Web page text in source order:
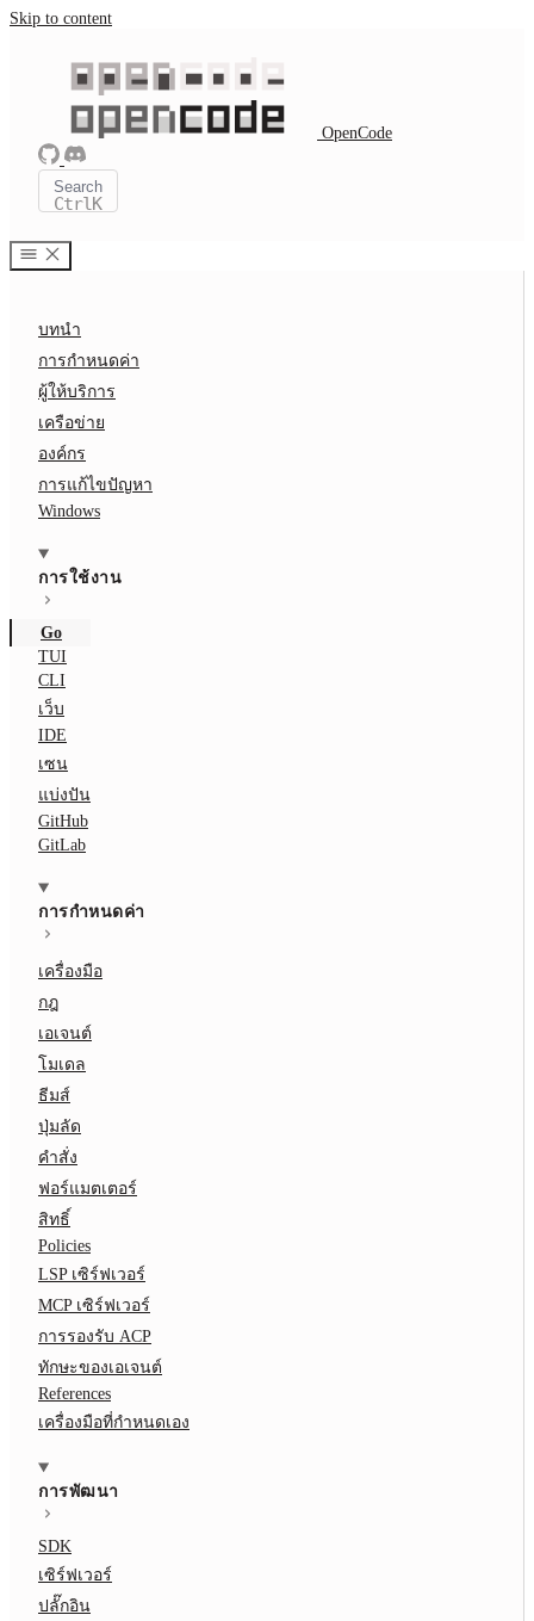
Skip to content
OpenCode
Search
CtrlK
บทนำ
การกำหนดค่า
ผู้ให้บริการ
เครือข่าย
องค์กร
การแก้ไขปัญหา
Windows
การใช้งาน
Go
TUI
CLI
เว็บ
IDE
เซน
แบ่งปัน
GitHub
GitLab
การกำหนดค่า
เครื่องมือ
กฎ
เอเจนต์
โมเดล
ธีมส์
ปุ่มลัด
คำสั่ง
ฟอร์แมตเตอร์
สิทธิ์
Policies
LSP เซิร์ฟเวอร์
MCP เซิร์ฟเวอร์
การรองรับ ACP
ทักษะของเอเจนต์
References
เครื่องมือที่กำหนดเอง
การพัฒนา
SDK
เซิร์ฟเวอร์
ปลั๊กอิน